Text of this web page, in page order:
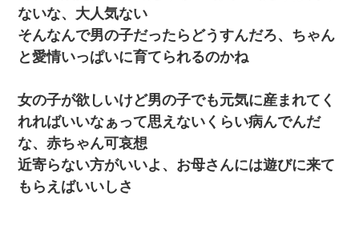
いたら、速攻でパワハラかました元上司がLINEを送ってき
た。
【GJ!】会社から帰宅中、広い駐車場にエンジンかけっ放し
ってた
200万を貸したコウトから、追加で400万の申し込み、私
「無理。義弟より娘たちが大事」旦那「娘たちが成人した
ら別れよう」私（は？）
ないな、大人気ない
そんなんで男の子だったらどうすんだろ、ちゃん
と愛情いっぱいに育てられるのかね
女の子が欲しいけど男の子でも元気に産まれてく
れればいいなぁって思えないくらい病んでんだ
な、赤ちゃん可哀想
近寄らない方がいいよ、お母さんには遊びに来て
もらえばいいしさ